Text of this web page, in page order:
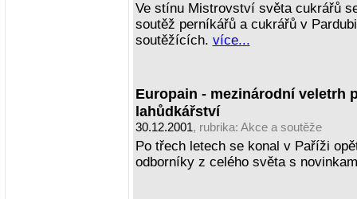
Ve stínu Mistrovství světa cukrářů
soutěž perníkářů a cukrářů v
soutěžících. více...
Europain - mezinárodní veletrh
lahůdkářství
30.12.2001, rubrika: Akce a soutěže
Po třech letech se konal v Paříži
odborníky z celého světa s